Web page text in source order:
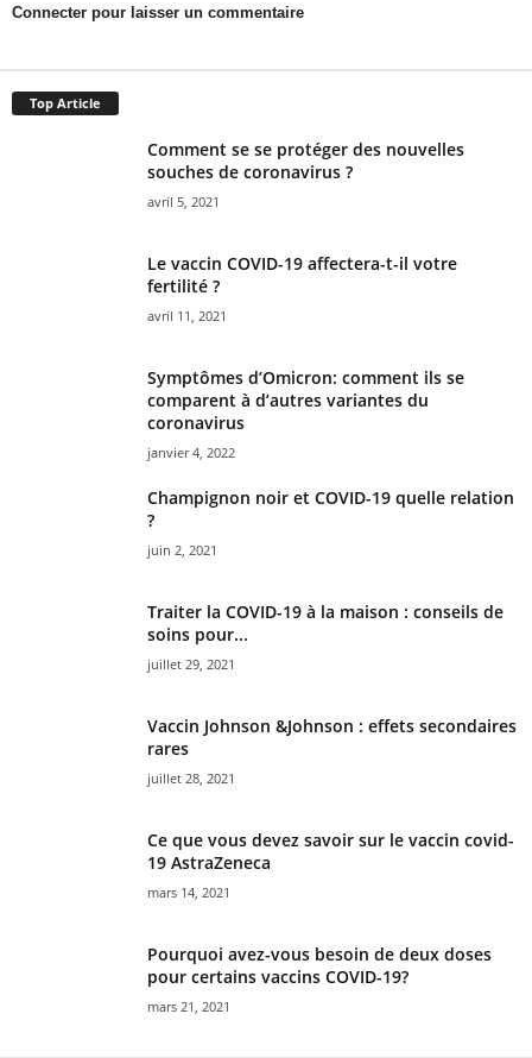
Connecter pour laisser un commentaire
Top Article
Comment se se protéger des nouvelles
souches de coronavirus ?
avril 5, 2021
Le vaccin COVID-19 affectera-t-il votre
fertilité ?
avril 11, 2021
Symptômes d’Omicron: comment ils se
comparent à d’autres variantes du
coronavirus
janvier 4, 2022
Champignon noir et COVID-19 quelle relation
?
juin 2, 2021
Traiter la COVID-19 à la maison : conseils de
soins pour...
juillet 29, 2021
Vaccin Johnson &Johnson : effets secondaires
rares
juillet 28, 2021
Ce que vous devez savoir sur le vaccin covid-
19 AstraZeneca
mars 14, 2021
Pourquoi avez-vous besoin de deux doses
pour certains vaccins COVID-19?
mars 21, 2021